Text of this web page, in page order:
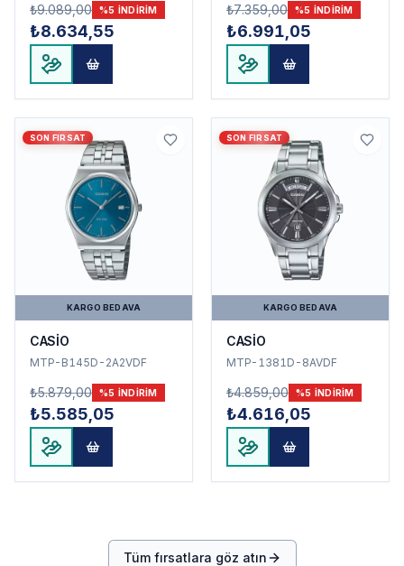
₺9.089,00 %5 INDIRIM
₺8.634,55
₺7.359,00 %5 INDIRIM
₺6.991,05
SON FIRSAT
KARGO BEDAVA
CASİO
MTP-B145D-2A2VDF
₺5.879,00 %5 INDIRIM
₺5.585,05
SON FIRSAT
KARGO BEDAVA
CASİO
MTP-1381D-8AVDF
₺4.859,00 %5 INDIRIM
₺4.616,05
Tüm fırsatlara göz atın